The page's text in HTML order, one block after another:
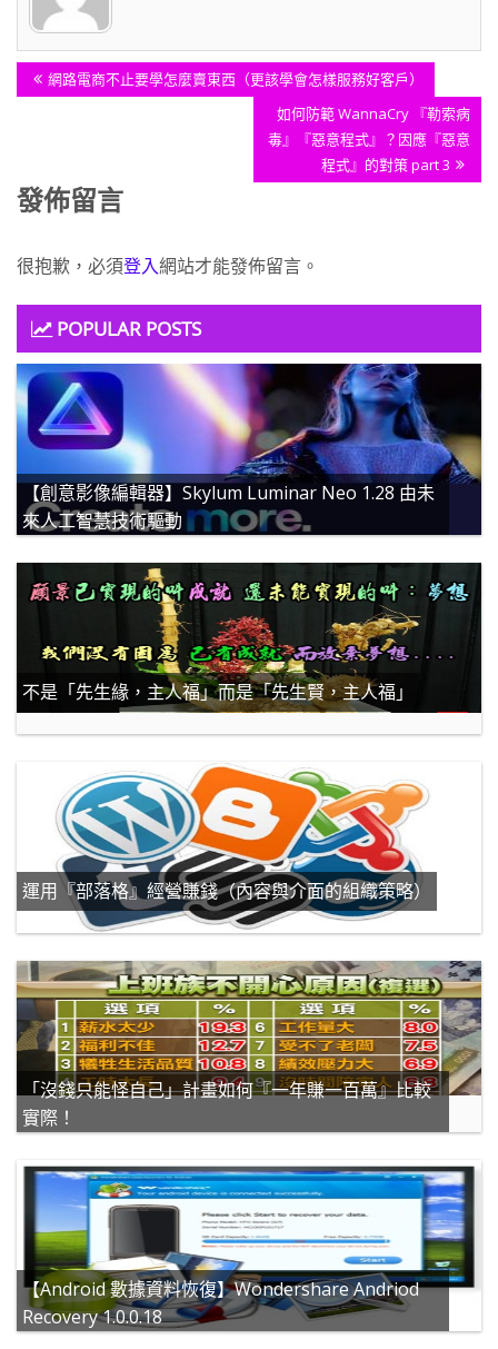
文
覽
Previous
網路電商不止要學怎麼賣東西（更該學會怎樣服務好客戶）
Next
如何防範 WannaCry 『勒索病
毒』『惡意程式』？因應『惡意
程式』的對策 part 3
發佈留言
POPULAR POSTS
【創意影像編輯器】Skylum Luminar Neo 1.28 由未
來人工智慧技術驅動
不是「先生緣，主人福」而是「先生賢，主人福」
運用『部落格』經營賺錢（內容與介面的組織策略）
「沒錢只能怪自己」計畫如何『一年賺一百萬』比較
實際！
【Android 數據資料恢復】Wondershare Andriod
Recovery 1.0.0.18